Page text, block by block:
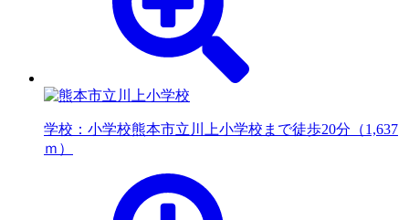
学校：小学校熊本市立川上小学校まで徒歩20分（1,637
ｍ）